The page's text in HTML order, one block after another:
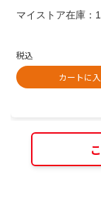
マイストア在庫：
税込
カートに